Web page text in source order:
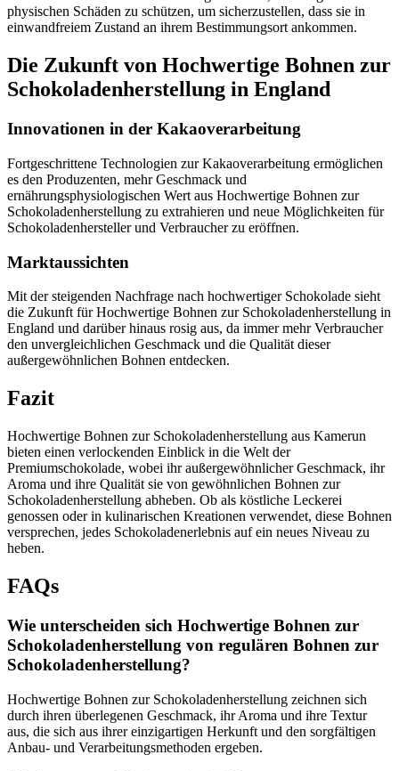
physischen Schäden zu schützen, um sicherzustellen, dass sie in
einwandfreiem Zustand an ihrem Bestimmungsort ankommen.
Die Zukunft von Hochwertige Bohnen zur
Schokoladenherstellung in England
Innovationen in der Kakaoverarbeitung
Fortgeschrittene Technologien zur Kakaoverarbeitung ermöglichen
es den Produzenten, mehr Geschmack und
ernährungsphysiologischen Wert aus Hochwertige Bohnen zur
Schokoladenherstellung zu extrahieren und neue Möglichkeiten für
Schokoladenhersteller und Verbraucher zu eröffnen.
Marktaussichten
Mit der steigenden Nachfrage nach hochwertiger Schokolade sieht
die Zukunft für Hochwertige Bohnen zur Schokoladenherstellung in
England und darüber hinaus rosig aus, da immer mehr Verbraucher
den unvergleichlichen Geschmack und die Qualität dieser
außergewöhnlichen Bohnen entdecken.
Fazit
Hochwertige Bohnen zur Schokoladenherstellung aus Kamerun
bieten einen verlockenden Einblick in die Welt der
Premiumschokolade, wobei ihr außergewöhnlicher Geschmack, ihr
Aroma und ihre Qualität sie von gewöhnlichen Bohnen zur
Schokoladenherstellung abheben. Ob als köstliche Leckerei
genossen oder in kulinarischen Kreationen verwendet, diese Bohnen
versprechen, jedes Schokoladenerlebnis auf ein neues Niveau zu
heben.
FAQs
Wie unterscheiden sich Hochwertige Bohnen zur
Schokoladenherstellung von regulären Bohnen zur
Schokoladenherstellung?
Hochwertige Bohnen zur Schokoladenherstellung zeichnen sich
durch ihren überlegenen Geschmack, ihr Aroma und ihre Textur
aus, die sich aus ihrer einzigartigen Herkunft und den sorgfältigen
Anbau- und Verarbeitungsmethoden ergeben.